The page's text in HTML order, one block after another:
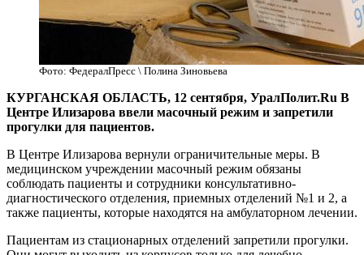
Фото: ФедералПресс \ Полина Зиновьева
КУРГАНСКАЯ ОБЛАСТЬ, 12 сентября, УралПолит.Ru В
Центре Илизарова ввели масочный режим и запретили
прогулки для пациентов.
В Центре Илизарова вернули ограничительные меры. В
медицинском учреждении масочный режим обязаны
соблюдать пациенты и сотрудники консультативно-
диагностического отделения, приемных отделений №1 и 2, а
также пациенты, которые находятся на амбулаторном лечении.
Пациентам из стационарных отделений запретили прогулки.